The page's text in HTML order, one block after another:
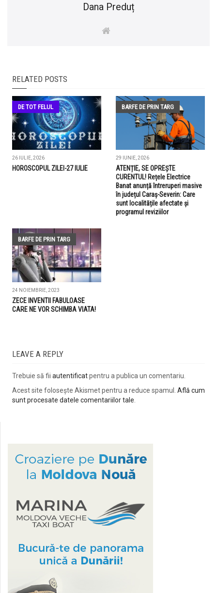
Dana Preduț
RELATED POSTS
DE TOT FELUL
26 IULIE, 2026
HOROSCOPUL ZILEI-27 IULIE
BARFE DE PRIN TARG
29 IUNIE, 2026
ATENȚIE, SE OPREȘTE
CURENTUL! Rețele Electrice
Banat anunță întreruperi masive
în județul Caraș-Severin: Care
sunt localitățile afectate și
programul reviziilor
BARFE DE PRIN TARG
24 NOIEMBRIE, 2023
ZECE INVENTII FABULOASE
CARE NE VOR SCHIMBA VIATA!
LEAVE A REPLY
Trebuie să fii autentificatpentru a publica un comentariu.
Acest site folosește Akismet pentru a reduce spamul. Află cum
sunt procesate datele comentariilor tale